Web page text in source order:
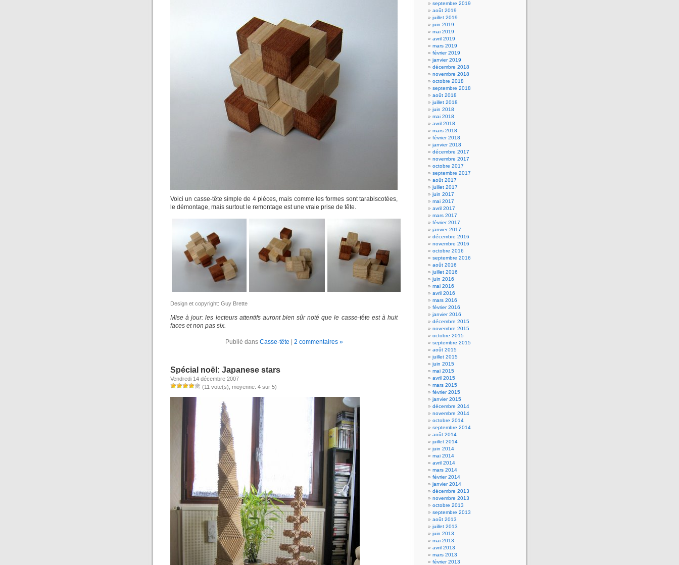
Voici un casse-tête simple de 4 pièces, mais comme les formes sont tarabiscotées,
le démontage, mais surtout le remontage est une vraie prise de tête.
Design et copyright: Guy Brette
Mise à jour: les lecteurs attentifs auront bien sûr noté que le casse-tête est à huit
faces et non pas six.
Publié dans Casse-tête 2 commentaires »
Spécial noël: Japanese stars
Vendredi 14 décembre 2007
(11 vote(s), moyenne: 4 sur 5)
septembre 2019
août 2019
juillet 2019
juin 2019
mai 2019
avril 2019
mars 2019
février 2019
janvier 2019
décembre 2018
novembre 2018
octobre 2018
septembre 2018
août 2018
juillet 2018
juin 2018
mai 2018
avril 2018
mars 2018
février 2018
janvier 2018
décembre 2017
novembre 2017
octobre 2017
septembre 2017
août 2017
juillet 2017
juin 2017
mai 2017
avril 2017
mars 2017
février 2017
janvier 2017
décembre 2016
novembre 2016
octobre 2016
septembre 2016
août 2016
juillet 2016
juin 2016
mai 2016
avril 2016
mars 2016
février 2016
janvier 2016
décembre 2015
novembre 2015
octobre 2015
septembre 2015
août 2015
juillet 2015
juin 2015
mai 2015
avril 2015
mars 2015
février 2015
janvier 2015
décembre 2014
novembre 2014
octobre 2014
septembre 2014
août 2014
juillet 2014
juin 2014
mai 2014
avril 2014
mars 2014
février 2014
janvier 2014
décembre 2013
novembre 2013
octobre 2013
septembre 2013
août 2013
juillet 2013
juin 2013
mai 2013
avril 2013
mars 2013
février 2013